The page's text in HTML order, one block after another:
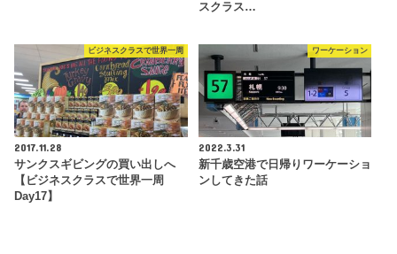
スクラス…
ビジネスクラスで世界一周
2017.11.28
サンクスギビングの買い出しへ
【ビジネスクラスで世界一周
Day17】
ワーケーション
2022.3.31
新千歳空港で日帰りワーケーショ
ンしてきた話